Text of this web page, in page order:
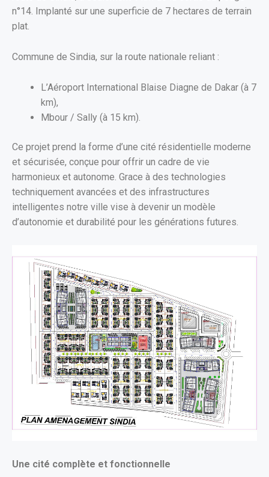
n°14. Implanté sur une superficie de 7 hectares de terrain
plat.
Commune de Sindia, sur la route nationale reliant :
L’Aéroport International Blaise Diagne de Dakar (à 7
km),
Mbour / Sally (à 15 km).
Ce projet prend la forme d’une cité résidentielle moderne
et sécurisée, conçue pour offrir un cadre de vie
harmonieux et autonome. Grace à des technologies
techniquement avancées et des infrastructures
intelligentes notre ville vise à devenir un modèle
d’autonomie et durabilité pour les générations futures.
Une cité complète et fonctionnelle